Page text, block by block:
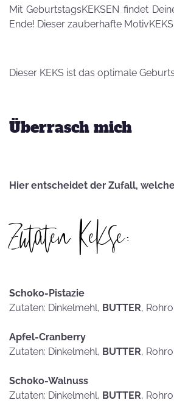
Mit GeburtstagsKEKSEN findet
Ende! Dieser zauberhafte
Dieser KEKS ist das optimale
Überrasch mich
Hier entscheidet der Zufall,
Zutaten Kekse:
Schoko-Pistazie
Zutaten: Dinkelmehl, BUTTER,
Apfel-Cranberry
Zutaten: Dinkelmehl, BUTTER,
Schoko-Walnuss
Zutaten: Dinkelmehl, BUTTER,